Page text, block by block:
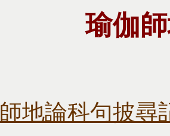
瑜伽
師地論科句披尋